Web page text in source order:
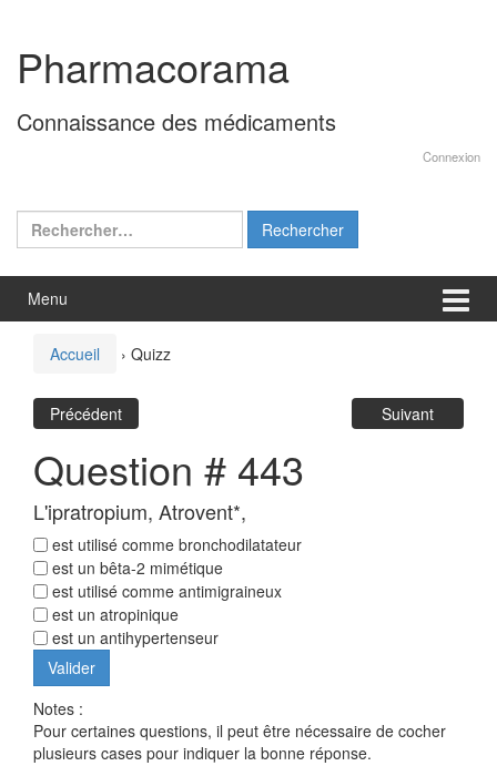
contenu
menu
principal
Pharmacorama
Connaissance des médicaments
Connexion
Rechercher :
Menu
Accueil › Quizz
Précédent Suivant
Question # 443
L'ipratropium, Atrovent*,
est utilisé comme bronchodilatateur
est un bêta-2 mimétique
est utilisé comme antimigraineux
est un atropinique
est un antihypertenseur
Notes :
Pour certaines questions, il peut être nécessaire de cocher
plusieurs cases pour indiquer la bonne réponse.